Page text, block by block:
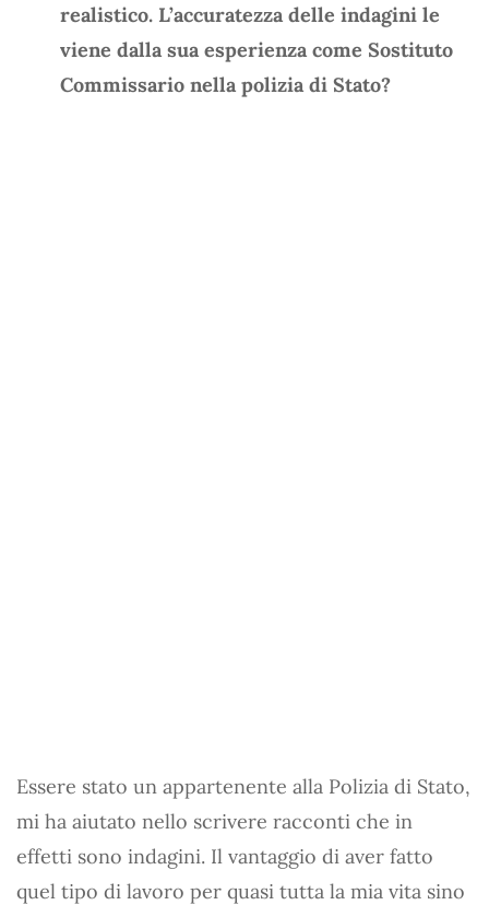
realistico. L’accuratezza delle indagini le
viene dalla sua esperienza come Sostituto
Commissario nella polizia di Stato?
Essere stato un appartenente alla Polizia di Stato,
mi ha aiutato nello scrivere racconti che in
effetti sono indagini. Il vantaggio di aver fatto
quel tipo di lavoro per quasi tutta la mia vita sino